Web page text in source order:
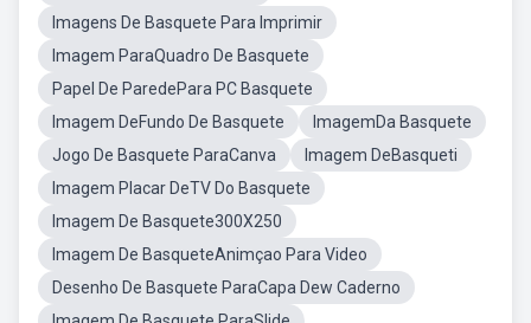
Imagens De Basquete Para Imprimir
Imagem ParaQuadro De Basquete
Papel De ParedePara PC Basquete
Imagem DeFundo De Basquete
ImagemDa Basquete
Jogo De Basquete ParaCanva
Imagem DeBasqueti
Imagem Placar DeTV Do Basquete
Imagem De Basquete300X250
Imagem De BasqueteAnimçao Para Video
Desenho De Basquete ParaCapa Dew Caderno